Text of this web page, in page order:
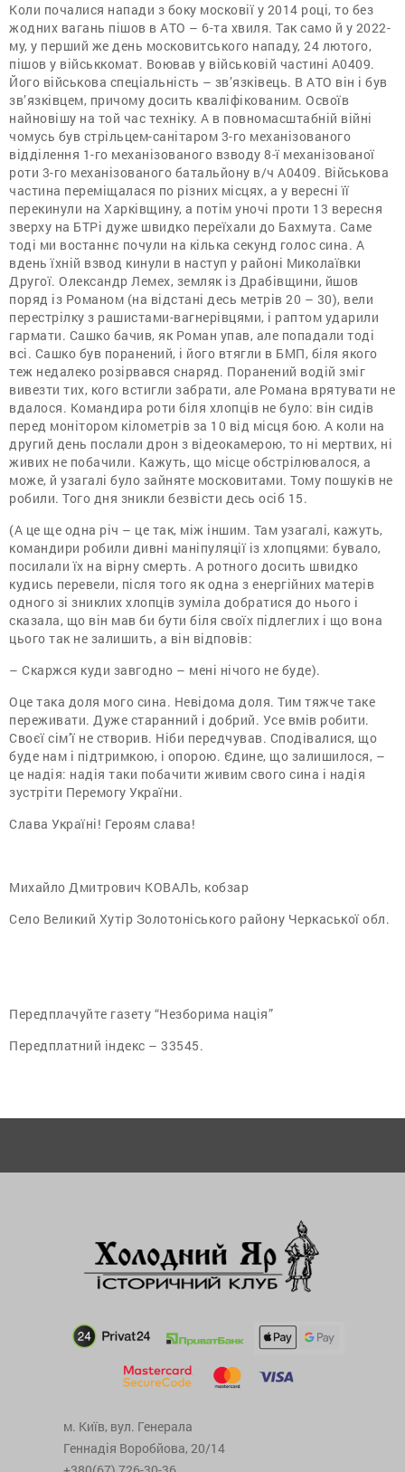
Коли почалися напади з боку московії у 2014 році, то без
жодних вагань пішов в АТО – 6-та хвиля. Так само й у 2022-
му, у перший же день московитського нападу, 24 лютого,
пішов у військкомат. Воював у військовій частині А0409.
Його військова спеціальність – зв’язківець. В АТО він і був
зв’язківцем, причому досить кваліфікованим. Освоїв
найновішу на той час техніку. А в повномасштабній війні
чомусь був стрільцем-санітаром 3-го механізованого
відділення 1-го механізованого взводу 8-ї механізованої
роти 3-го механізованого батальйону в/ч А0409. Військова
частина переміщалася по різних місцях, а у вересні її
перекинули на Харківщину, а потім уночі проти 13 вересня
зверху на БТРі дуже швидко переїхали до Бахмута. Саме
тоді ми востаннє почули на кілька секунд голос сина. А
вдень їхній взвод кинули в наступ у районі Миколаївки
Другої. Олександр Лемех, земляк із Драбівщини, йшов
поряд із Романом (на відстані десь метрів 20 – 30), вели
перестрілку з рашистами-вагнерівцями, і раптом ударили
гармати. Сашко бачив, як Роман упав, але попадали тоді
всі. Сашко був поранений, і його втягли в БМП, біля якого
теж недалеко розірвався снаряд. Поранений водій зміг
вивезти тих, кого встигли забрати, але Романа врятувати не
вдалося. Командира роти біля хлопців не було: він сидів
перед монітором кілометрів за 10 від місця бою. А коли на
другий день послали дрон з відеокамерою, то ні мертвих, ні
живих не побачили. Кажуть, що місце обстрілювалося, а
може, й узагалі було зайняте московитами. Тому пошуків не
робили. Того дня зникли безвісти десь осіб 15.
(А це ще одна річ – це так, між іншим. Там узагалі, кажуть,
командири робили дивні маніпуляції із хлопцями: бувало,
посилали їх на вірну смерть. А ротного досить швидко
кудись перевели, після того як одна з енергійних матерів
одного зі зниклих хлопців зуміла добратися до нього і
сказала, що він мав би бути біля своїх підлеглих і що вона
цього так не залишить, а він відповів:
– Скаржся куди завгодно – мені нічого не буде).
Оце така доля мого сина. Невідома доля. Тим тяжче таке
переживати. Дуже старанний і добрий. Усе вмів робити.
Своєї сім’ї не створив. Ніби передчував. Сподівалися, що
буде нам і підтримкою, і опорою. Єдине, що залишилося, –
це надія: надія таки побачити живим свого сина і надія
зустріти Перемогу України.
Слава Україні! Героям слава!
Михайло Дмитрович КОВАЛЬ, кобзар
Село Великий Хутір Золотоніського району Черкаської обл.
Передплачуйте газету “Незборима нація”
Передплатний індекс – 33545.
м. Київ, вул. Генерала
Геннадія Воробйова, 20/14